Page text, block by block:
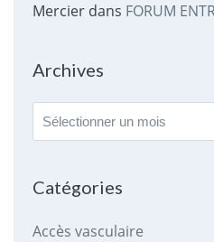
Mercierdans FORUM
Archives
Archives
Catégories
Accès vasculaire